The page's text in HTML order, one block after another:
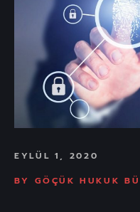
EYLÜL 1, 2020
BY
GÖÇÜK HUKUK